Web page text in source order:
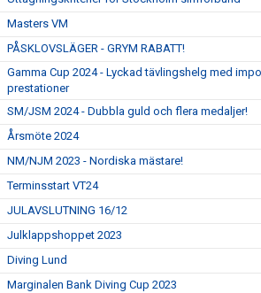
Masters VM
PÅSKLOVSLÄGER - GRYM RABATT!
Gamma Cup 2024 - Lyckad tävlingshelg med
prestationer
SM/JSM 2024 - Dubbla guld och flera medaljer!
Årsmöte 2024
NM/NJM 2023 - Nordiska mästare!
Terminsstart VT24
JULAVSLUTNING 16/12
Julklappshoppet 2023
Diving Lund
Marginalen Bank Diving Cup 2023